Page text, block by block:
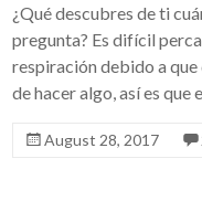
¿Qué descubres de ti
pregunta? Es difícil
respiración debido a que
de hacer algo, así es que
August 28, 2017